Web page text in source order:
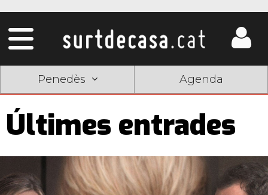
Penedès Agenda
Últimes entrades
Pàgines